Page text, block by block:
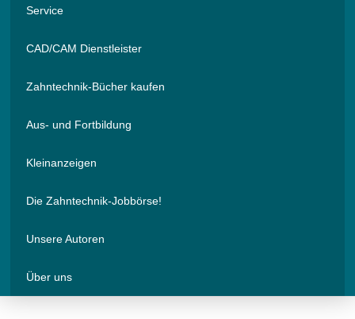
Service
CAD/CAM Dienstleister
Zahntechnik-Bücher kaufen
Aus- und Fortbildung
Kleinanzeigen
Die Zahntechnik-Jobbörse!
Unsere Autoren
Über uns